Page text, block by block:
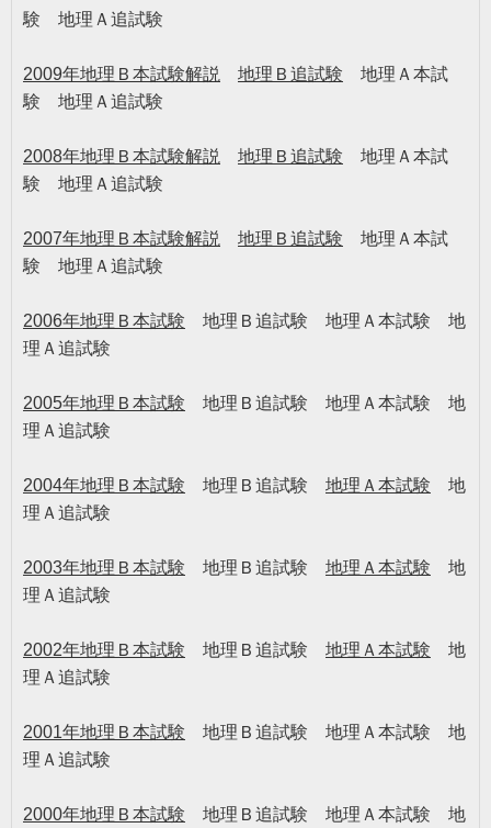
験 地理Ａ追試験
2009年地理Ｂ本試験解説 地理Ｂ追試験 地理Ａ本試
験 地理Ａ追試験
2008年地理Ｂ本試験解説 地理Ｂ追試験 地理Ａ本試
験 地理Ａ追試験
2007年地理Ｂ本試験解説 地理Ｂ追試験 地理Ａ本試
験 地理Ａ追試験
2006年地理Ｂ本試験 地理Ｂ追試験 地理Ａ本試験 地
理Ａ追試験
2005年地理Ｂ本試験 地理Ｂ追試験 地理Ａ本試験 地
理Ａ追試験
2004年地理Ｂ本試験 地理Ｂ追試験 地理Ａ本試験 地
理Ａ追試験
2003年地理Ｂ本試験 地理Ｂ追試験 地理Ａ本試験 地
理Ａ追試験
2002年地理Ｂ本試験 地理Ｂ追試験 地理Ａ本試験 地
理Ａ追試験
2001年地理Ｂ本試験 地理Ｂ追試験 地理Ａ本試験 地
理Ａ追試験
2000年地理Ｂ本試験 地理Ｂ追試験 地理Ａ本試験 地